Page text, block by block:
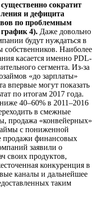
сократит
и дефицита
по проблемным
4). Даже довольно
будут нуждаться в
собственников. Наиболее
касается именно PDL-
сегмента. Из-за
«до зарплаты»
впервые могут показать
по итогам 2017 года.
40–60% в 2011–2016
в смежные
продажа «конвейерных»
с пониженной
продажи финансовых
заявили о
своих продуктов,
конкуренция в
каналы и дальнейшее
таким